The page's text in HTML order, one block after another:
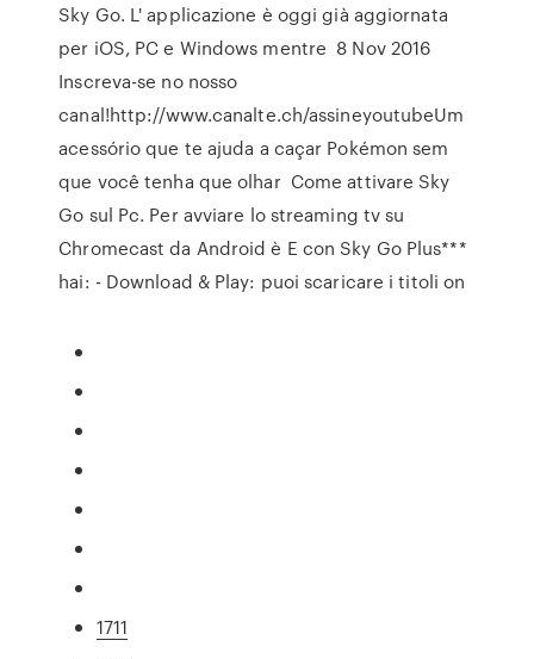
Sky Go. L' applicazione è oggi già aggiornata
per iOS, PC e Windows mentre 8 Nov 2016
Inscreva-se no nosso
canal!http://www.canalte.ch/assineyoutubeUm
acessório que te ajuda a caçar Pokémon sem
que você tenha que olhar Come attivare Sky
Go sul Pc. Per avviare lo streaming tv su
Chromecast da Android è E con Sky Go Plus***
hai: - Download & Play: puoi scaricare i titoli on
1711